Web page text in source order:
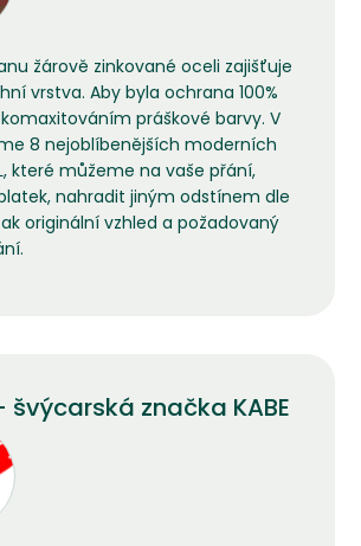
žárově zinkované oceli zajišťuje
vrstva. Aby byla ochrana 100%
práškové barvy. V
8 nejoblíbenějších moderních
které můžeme na vaše přání,
nahradit jiným odstínem dle
originální vzhled a požadovaný
značka KABE